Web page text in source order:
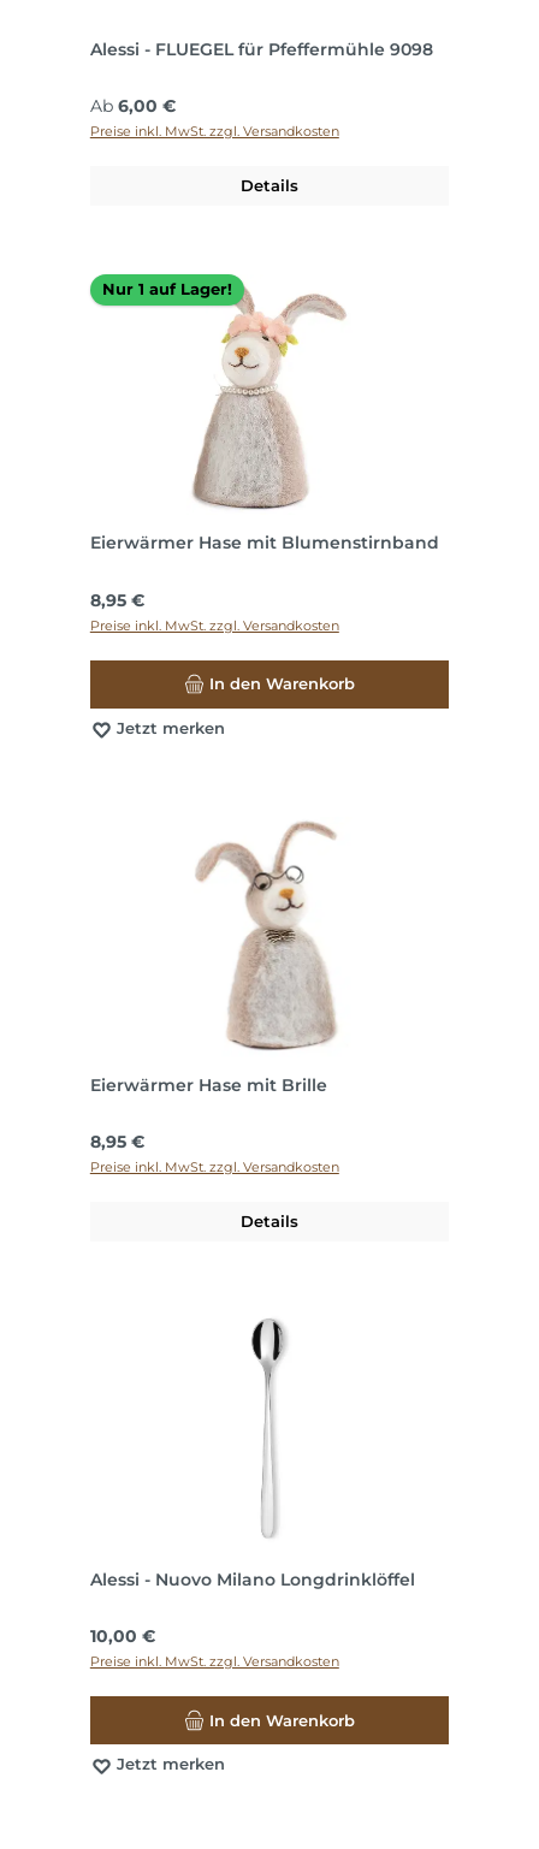
Alessi - FLUEGEL für Pfeffermühle 9098
Regulärer Preis:
Ab 6,00 €
Preise inkl. MwSt. zzgl. Versandkosten
Details
Nur 1 auf Lager!
Eierwärmer Hase mit Blumenstirnband
Regulärer Preis:
8,95 €
Preise inkl. MwSt. zzgl. Versandkosten
In den Warenkorb
Jetzt merken
Eierwärmer Hase mit Brille
Regulärer Preis:
8,95 €
Preise inkl. MwSt. zzgl. Versandkosten
Details
Alessi - Nuovo Milano Longdrinklöffel
Regulärer Preis:
10,00 €
Preise inkl. MwSt. zzgl. Versandkosten
In den Warenkorb
Jetzt merken